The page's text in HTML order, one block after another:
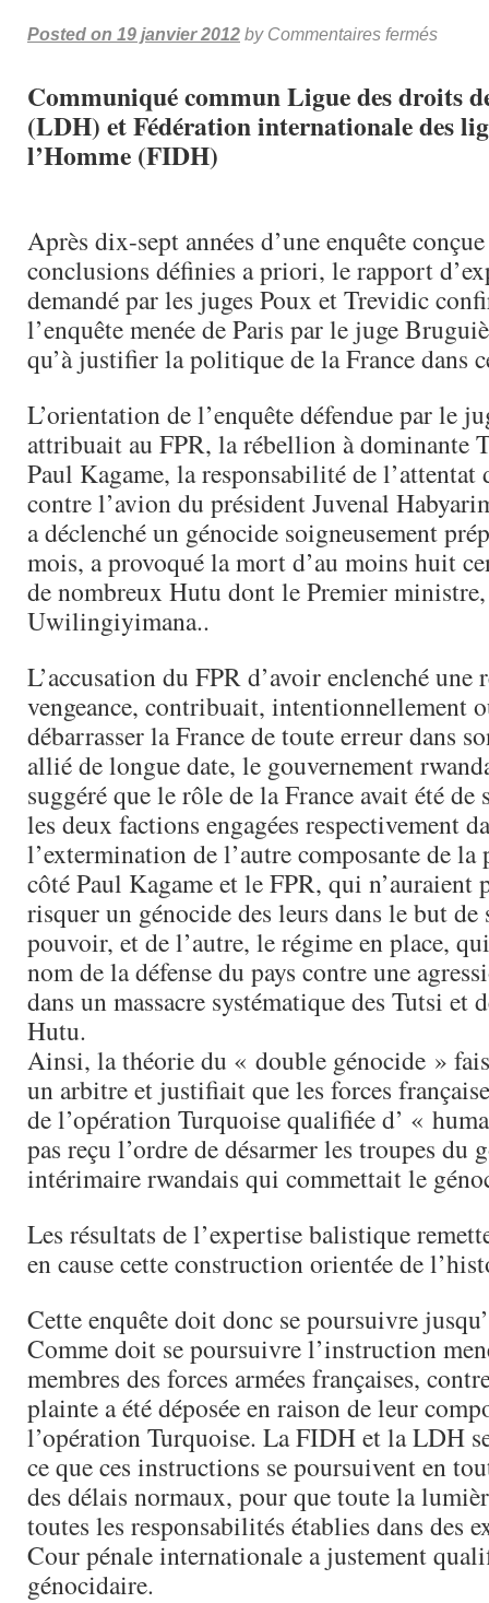
Posted on 19 janvier 2012 by Commentaires fermés
Communiqué commun Ligue des droits
(LDH) et Fédération internationale des
l’Homme (FIDH)
Après dix-sept années d’une enquête
conclusions définies a priori, le rapport
demandé par les juges Poux et Trevidic
l’enquête menée de Paris par le juge
qu’à justifier la politique de la France dans
L’orientation de l’enquête défendue par le
attribuait au FPR, la rébellion à dominante
Paul Kagame, la responsabilité de
contre l’avion du président Juvenal
a déclenché un génocide soigneusement
mois, a provoqué la mort d’au moins huit
de nombreux Hutu dont le Premier
Uwilingiyimana..
L’accusation du FPR d’avoir enclenché une
vengeance, contribuait, intentionnellement
débarrasser la France de toute erreur dans
allié de longue date, le gouvernement
suggéré que le rôle de la France avait été de
les deux factions engagées respectivement
l’extermination de l’autre composante de
côté Paul Kagame et le FPR, qui n’auraient
risquer un génocide des leurs dans le but de
pouvoir, et de l’autre, le régime en place,
nom de la défense du pays contre une
dans un massacre systématique des Tutsi et
Hutu.
Ainsi, la théorie du « double génocide »
un arbitre et justifiait que les forces
de l’opération Turquoise qualifiée d’ «
pas reçu l’ordre de désarmer les troupes du
intérimaire rwandais qui commettait le
Les résultats de l’expertise balistique
en cause cette construction orientée de
Cette enquête doit donc se poursuivre
Comme doit se poursuivre l’instruction
membres des forces armées françaises,
plainte a été déposée en raison de leur
l’opération Turquoise. La FIDH et la LDH
ce que ces instructions se poursuivent en
des délais normaux, pour que toute la
toutes les responsabilités établies dans des
Cour pénale internationale a justement
génocidaire.